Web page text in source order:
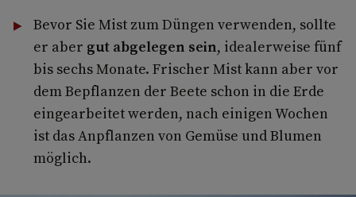
Bevor Sie Mist zum Düngen verwenden, sollte
er aber gut abgelegen sein, idealerweise fünf
bis sechs Monate. Frischer Mist kann aber vor
dem Bepflanzen der Beete schon in die Erde
eingearbeitet werden, nach einigen Wochen
ist das Anpflanzen von Gemüse und Blumen
möglich.